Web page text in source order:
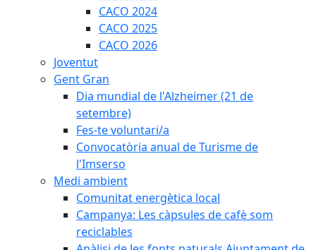
CACO 2024
CACO 2025
CACO 2026
Joventut
Gent Gran
Dia mundial de l'Alzheimer (21 de
setembre)
Fes-te voluntari/a
Convocatòria anual de Turisme de
l'Imserso
Medi ambient
Comunitat energètica local
Campanya: Les càpsules de cafè som
reciclables